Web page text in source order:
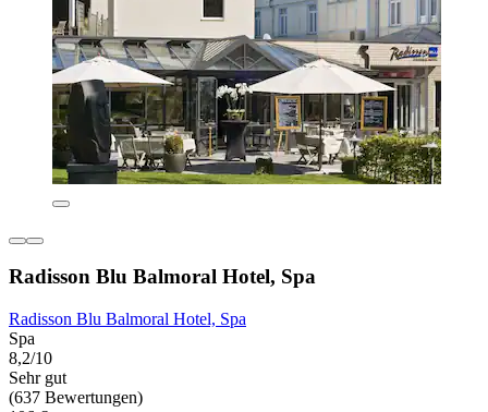
Radisson Blu Balmoral Hotel, Spa
Radisson Blu Balmoral Hotel, Spa
Spa
8,2/10
Sehr gut
(637 Bewertungen)